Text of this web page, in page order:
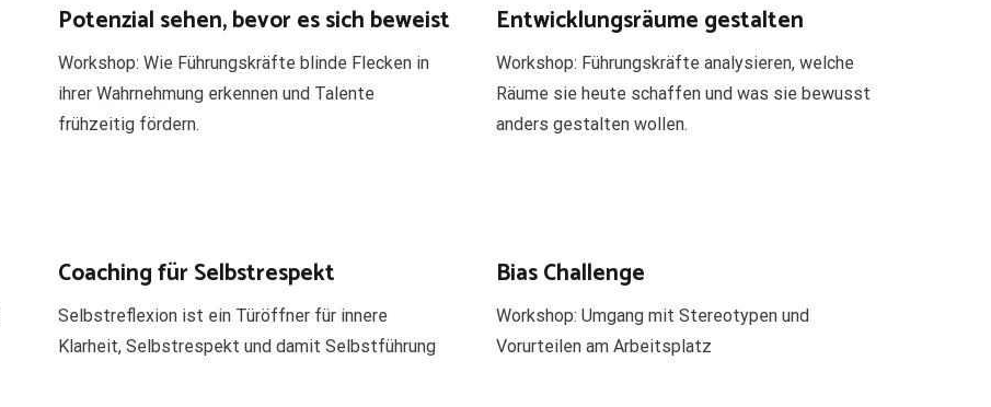
Potenzial sehen, bevor es sich beweist
Workshop: Wie Führungskräfte blinde Flecken in
ihrer Wahrnehmung erkennen und Talente
frühzeitig fördern.
Entwicklungsräume gestalten
Workshop: Führungskräfte analysieren, welche
Räume sie heute schaffen und was sie bewusst
anders gestalten wollen.
Coaching für Selbstrespekt
Selbstreflexion ist ein Türöffner für innere
Klarheit, Selbstrespekt und damit Selbstführung
Bias Challenge
Workshop: Umgang mit Stereotypen und
Vorurteilen am Arbeitsplatz